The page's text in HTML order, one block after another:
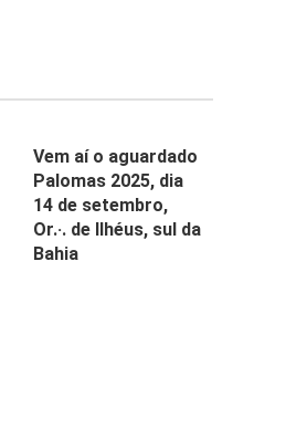
Vem aí o aguardado
Palomas 2025, dia
14 de setembro,
Or.·. de Ilhéus, sul da
Bahia